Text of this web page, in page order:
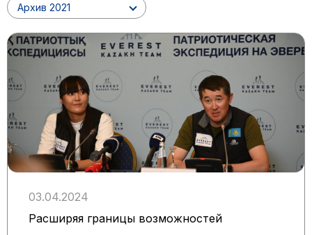
Архив 2021
03.04.2024
Расширяя границы возможностей